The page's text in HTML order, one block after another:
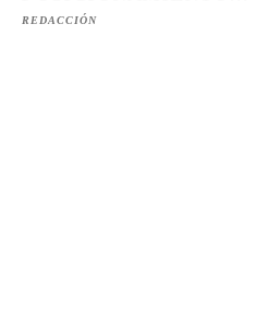
REDACCIÓN